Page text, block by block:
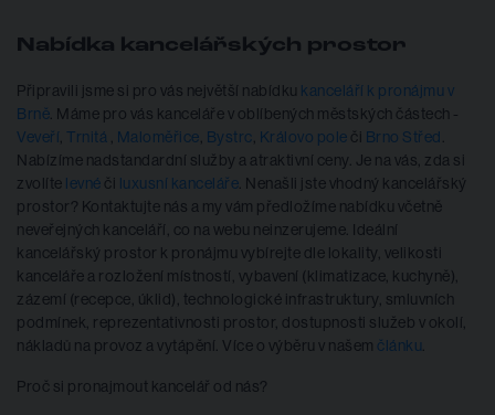
Nabídka kancelářských prostor
Připravili jsme si pro vás největší nabídku kanceláří k pronájmu v
Brně. Máme pro vás kanceláře v oblíbených městských částech -
Veveří, Trnitá , Maloměřice, Bystrc, Královo pole či Brno Střed.
Nabízíme nadstandardní služby a atraktivní ceny. Je na vás, zda si
zvolíte levné či luxusní kanceláře. Nenašli jste vhodný kancelářský
prostor? Kontaktujte nás a my vám předložíme nabídku včetně
neveřejných kanceláří, co na webu neinzerujeme. Ideální
kancelářský prostor k pronájmu vybírejte dle lokality, velikosti
kanceláře a rozložení místností, vybavení (klimatizace, kuchyně),
zázemí (recepce, úklid), technologické infrastruktury, smluvních
podmínek, reprezentativnosti prostor, dostupnosti služeb v okolí,
nákladů na provoz a vytápění. Více o výběru v našem článku.
Proč si pronajmout kancelář od nás?